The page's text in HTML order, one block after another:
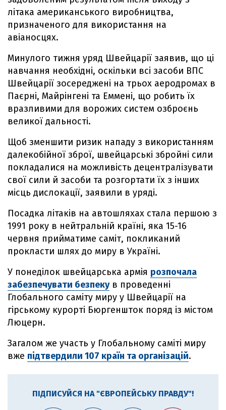
літака американського виробництва,
призначеного для використання на
авіаносцях.
Минулого тижня уряд Швейцарії заявив, що ці
навчання необхідні, оскільки всі засоби ВПС
Швейцарії зосереджені на трьох аеродромах в
Паєрні, Майрінгені та Еммені, що робить їх
вразливими для ворожих систем озброєнь
великої дальності.
Щоб зменшити ризик нападу з використанням
далекобійної зброї, швейцарські збройні сили
покладалися на можливість децентралізувати
свої сили й засоби та розгортати їх з інших
місць дислокації, заявили в уряді.
Посадка літаків на автошляхах стала першою з
1991 року в нейтральній країні, яка 15-16
червня прийматиме саміт, покликаний
прокласти шлях до миру в Україні.
У понеділок швейцарська армія розпочала
забезпечувати безпекув проведенні
Глобального саміту миру у Швейцарії на
гірському курорті Бюргеншток поряд із містом
Люцерн.
Загалом же участь у Глобальному саміті миру
вже підтвердили 107 країн та організацій.
ПІДПИСУЙСЯ НА "ЄВРОПЕЙСЬКУ ПРАВДУ"!